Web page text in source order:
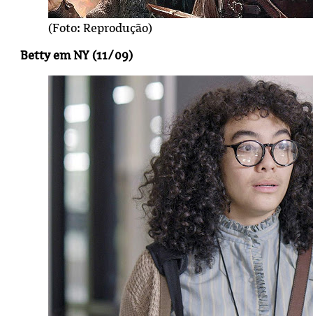
(Foto: Reprodução)
Betty em NY (11/09)